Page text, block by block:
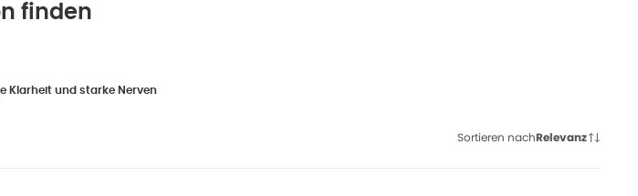
finden
Klarheit und starke Nerven
Leistungsfähigkeit zu unterstützen oder einfach Ihr Nervensystem zu stärken – es gibt verschiedene
Sortieren nachRelevanz